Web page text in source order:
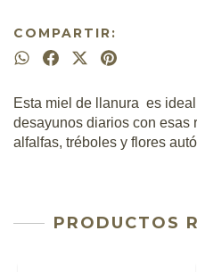
COMPARTIR:
Esta miel de llanura es
desayunos diarios con esas
alfalfas, tréboles y flores
PRODUCTOS